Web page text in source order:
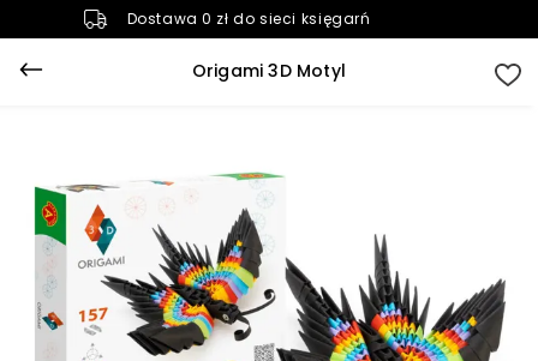
Dostawa 0 zł do sieci księgarń
Origami 3D Motyl